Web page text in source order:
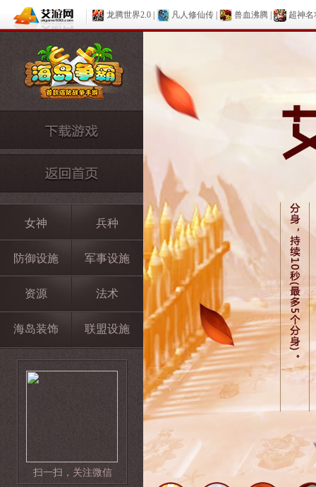
龙腾世界2.0 凡人修仙传 兽血沸腾 超神名
女神 兵种
防御设施 军事设施
资源 法术
海岛装饰 联盟设施
扫一扫，关注微信